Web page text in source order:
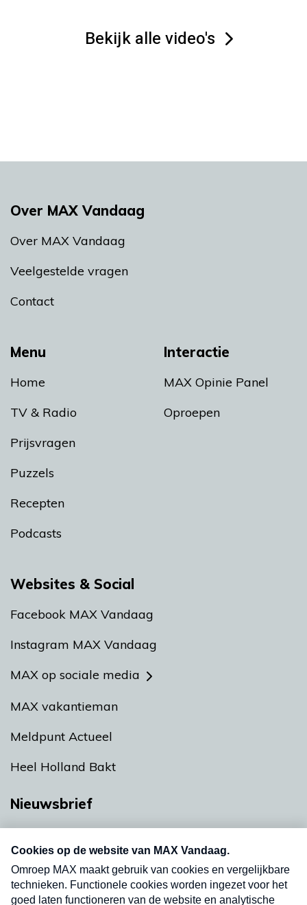
Bekijk alle video's
Menu
Home
TV & Radio
Prijsvragen
Puzzels
Recepten
Podcasts
Interactie
MAX Opinie Panel
Oproepen
Over MAX Vandaag
Over MAX Vandaag
Veelgestelde vragen
Contact
Websites & Social
Facebook MAX Vandaag
Instagram MAX Vandaag
MAX op sociale media
MAX vakantieman
Meldpunt Actueel
Heel Holland Bakt
Nieuwsbrief
nieuwsbrief. Elke vrijdag- en dinsdagochtend in
uw mailbox.
Verzend